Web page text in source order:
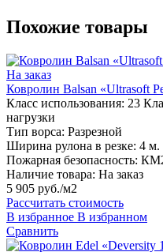
Похожие товары
На заказ
Ковролин Balsan «Ultrasoft
Класс использования: 23
нагрузки
Тип ворса: Разрезной
Ширина рулона в резке: 4 м.
Пожарная безопасность:
Наличие товара: На заказ
5 905 руб./м2
Рассчитать стоимость
В избранное В избранном
Сравнить